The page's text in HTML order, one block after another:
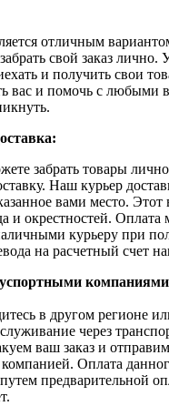
отличным
свой заказ лично.
и получить свои
вас и помочь с любыми
забрать товары
Наш курьер
вами место. Этот
и окрестностей. Оплата
курьеру при
на расчетный счет
в другом регионе
через
ваш заказ и
Оплата
предварительной